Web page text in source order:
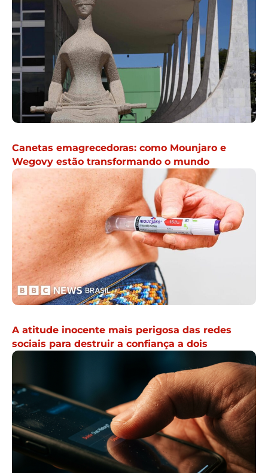
Canetas emagrecedoras: como Mounjaro e
Wegovy estão transformando o mundo
A atitude inocente mais perigosa das redes
sociais para destruir a confiança a dois